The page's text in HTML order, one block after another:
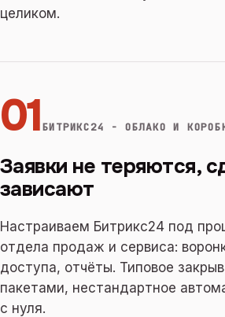
целиком.
01БИТРИКС24 - ОБЛАКО И
Заявки не теряются,
зависают
Настраиваем Битрикс24 под
отдела продаж и сервиса:
доступа, отчёты. Типовое
пакетами, нестандартное
с нуля.